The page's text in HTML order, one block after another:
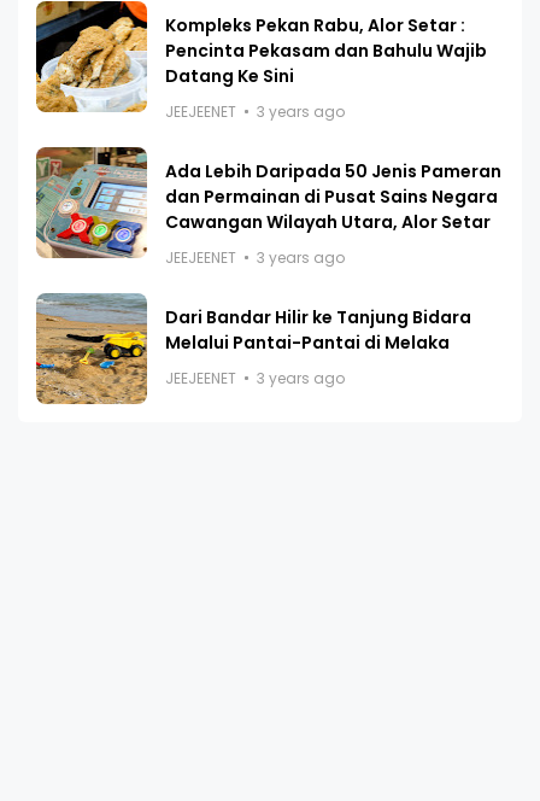
Kompleks Pekan Rabu, Alor Setar :
Pencinta Pekasam dan Bahulu Wajib
Datang Ke Sini
JEEJEENET 3 years ago
Ada Lebih Daripada 50 Jenis Pameran
dan Permainan di Pusat Sains Negara
Cawangan Wilayah Utara, Alor Setar
JEEJEENET 3 years ago
Dari Bandar Hilir ke Tanjung Bidara
Melalui Pantai-Pantai di Melaka
JEEJEENET 3 years ago